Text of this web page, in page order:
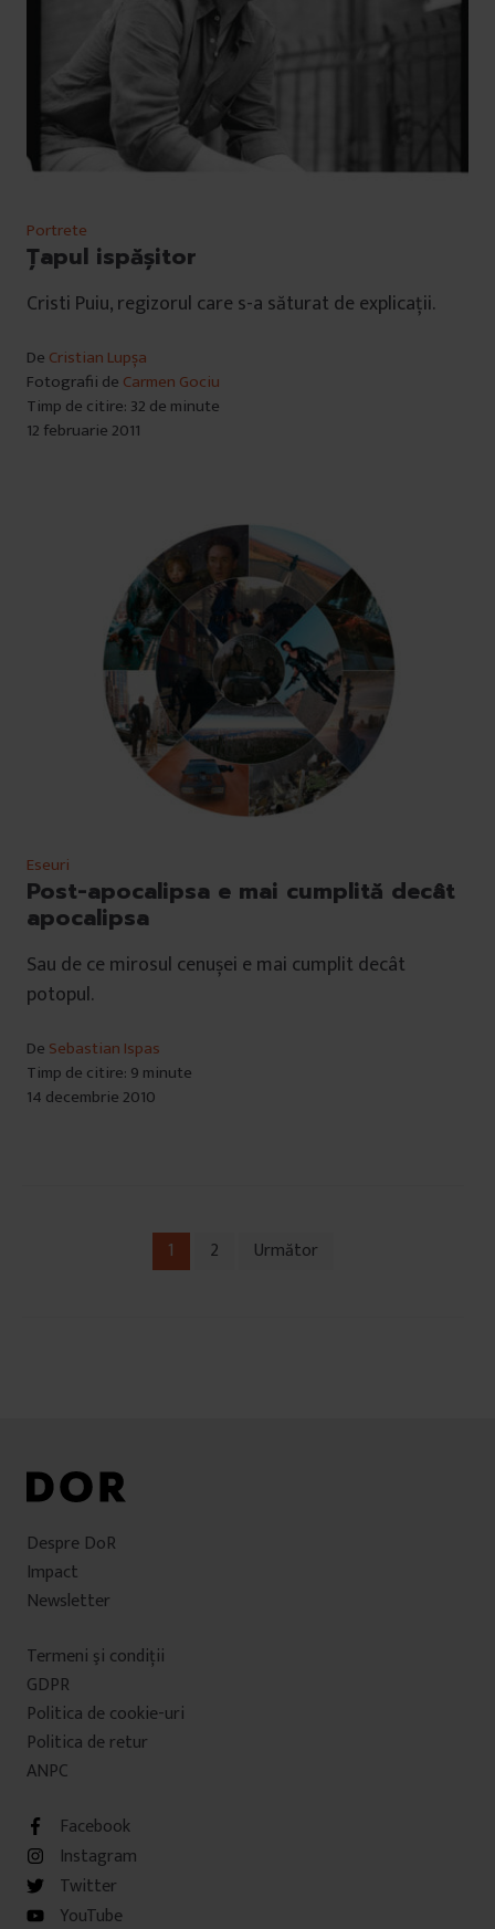
Portrete
Țapul ispășitor
Cristi Puiu, regizorul care s-a săturat de explicații.
De Cristian Lupșa
Fotografii de Carmen Gociu
Timp de citire: 32 de minute
12 februarie 2011
Eseuri
Post-apocalipsa e mai cumplită decât
apocalipsa
Sau de ce mirosul cenușei e mai cumplit decât
potopul.
De Sebastian Ispas
Timp de citire: 9 minute
14 decembrie 2010
Navigare
1 2 Următor
Despre DoR
Impact
Newsletter
Termeni şi condiţii
GDPR
Politica de cookie-uri
Politica de retur
ANPC
Facebook
Instagram
Twitter
YouTube